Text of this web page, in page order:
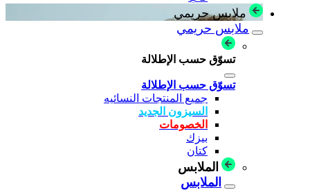
ملابس حريمي
ملابس حريمي
تسوّق حسب الإطلالة
تسوّق حسب الإطلالة
جميع المنتجات النسائيه
السيزون الجديد
الخصومات
بيزك
كتان
الملابس
الملابس